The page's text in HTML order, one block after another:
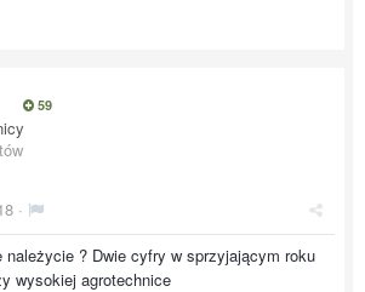
59
·
należycie ? Dwie cyfry w sprzyjającym roku
wysokiej agrotechnice